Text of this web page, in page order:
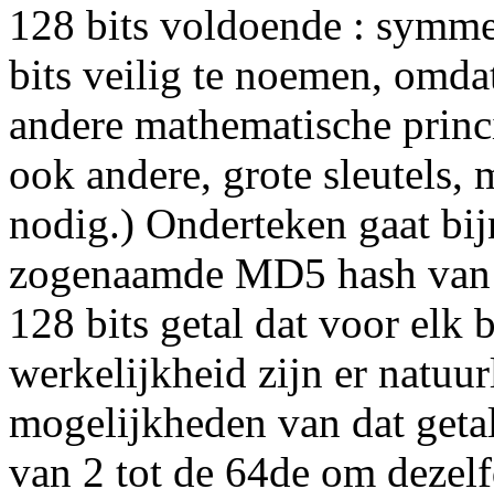
128 bits voldoende :
bits veilig te noemen,
andere mathematische
ook andere, grote
nodig.) Onderteken gaat
zogenaamde MD5 hash
128 bits getal dat voor elk
werkelijkheid zijn er
mogelijkheden van dat
van 2 tot de 64de om